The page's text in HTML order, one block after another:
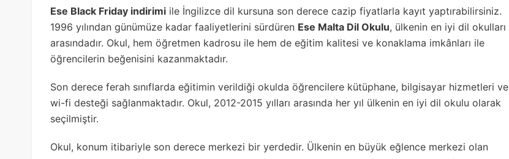
Ese Black Friday indirimi ile İngilizce dil kursuna son derece cazip fiyatlarla kayıt yaptırabilirsiniz.
1996 yılından günümüze kadar faaliyetlerini sürdüren Ese Malta Dil Okulu, ülkenin en iyi dil okulları
arasındadır. Okul, hem öğretmen kadrosu ile hem de eğitim kalitesi ve konaklama imkânları ile
öğrencilerin beğenisini kazanmaktadır.
Son derece ferah sınıflarda eğitimin verildiği okulda öğrencilere kütüphane, bilgisayar hizmetleri ve
wi-fi desteği sağlanmaktadır. Okul, 2012-2015 yılları arasında her yıl ülkenin en iyi dil okulu olarak
seçilmiştir.
Okul, konum itibariyle son derece merkezi bir yerdedir. Ülkenin en büyük eğlence merkezi olan